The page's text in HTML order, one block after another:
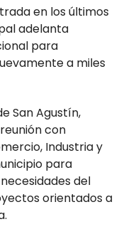
en los últimos
adelanta
para
a miles
San Agustín,
con
Industria y
para
del
orientados a